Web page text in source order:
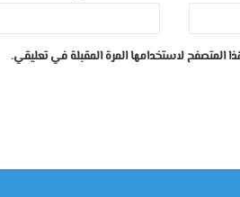
المتصفح لاستخدامها المرة المقبلة في تعليقي.